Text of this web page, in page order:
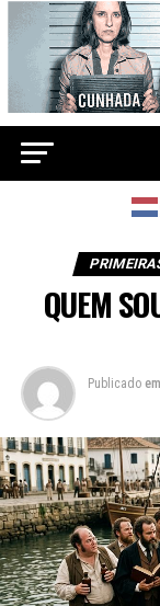
QUEM
Publicado em